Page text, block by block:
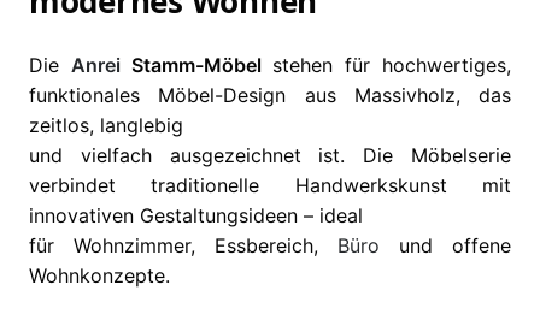
Die Anrei Stamm-Möbelstehen für hochwertiges,
funktionales Möbel-Design aus Massivholz, das
zeitlos, langlebig
und vielfach ausgezeichnet ist. Die Möbelserie
verbindet traditionelle Handwerkskunst mit
innovativen Gestaltungsideen – ideal
für Wohnzimmer, Essbereich, Büro und offene
Wohnkonzepte.